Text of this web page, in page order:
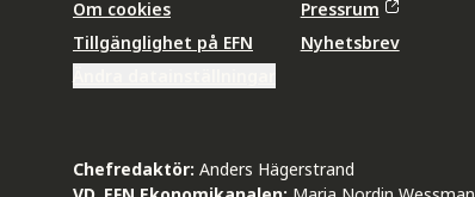
Om cookies
Tillgänglighet på EFN
Pressrum
Nyhetsbrev
Chefredaktör: Anders Hägerstrand